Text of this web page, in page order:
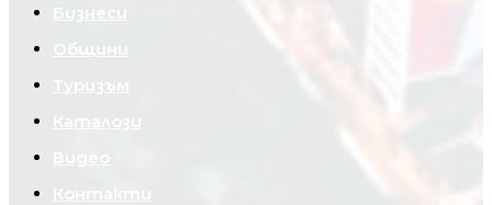
Бизнеси
Общини
Каталози
Видео
Контакти